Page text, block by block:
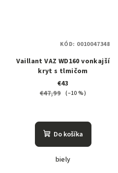
Vaillant VAZ WD160 vonkajší
kryt s tlmičom
€43
€47,99 (–10 %)
Do košíka
biely
KÓD: 0010047348